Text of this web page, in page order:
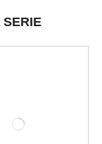
SERIE